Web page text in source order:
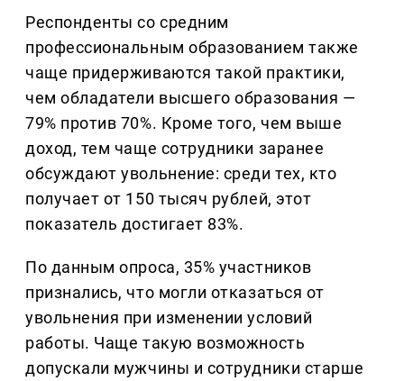
Респонденты со средним
профессиональным образованием также
чаще придерживаются такой практики,
чем обладатели высшего образования —
79% против 70%. Кроме того, чем выше
доход, тем чаще сотрудники заранее
обсуждают увольнение: среди тех, кто
получает от 150 тысяч рублей, этот
показатель достигает 83%.
По данным опроса, 35% участников
признались, что могли отказаться от
увольнения при изменении условий
работы. Чаще такую возможность
допускали мужчины и сотрудники старше